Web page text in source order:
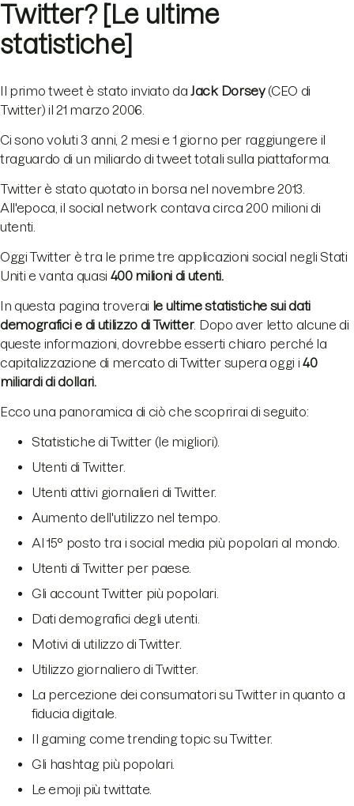
Twitter? [Le ultime
statistiche]
Il primo tweet è stato inviato da Jack Dorsey(CEO di
Twitter) il 21 marzo 2006.
Ci sono voluti 3 anni, 2 mesi e 1 giorno per raggiungere il
traguardo di un miliardo di tweet totali sulla piattaforma.
Twitter è stato quotato in borsa nel novembre 2013.
All'epoca, il social network contava circa 200 milioni di
utenti.
Oggi Twitter è tra le prime tre applicazioni social negli Stati
Uniti e vanta quasi 400 milioni di utenti.
In questa pagina troverai le ultime statistiche sui dati
demografici e di utilizzo di Twitter. Dopo aver letto alcune di
queste informazioni, dovrebbe esserti chiaro perché la
capitalizzazione di mercato di Twitter supera oggi i40
miliardi di dollari.
Ecco una panoramica di ciò che scoprirai di seguito:
Statistiche di Twitter (le migliori).
Utenti di Twitter.
Utenti attivi giornalieri di Twitter.
Aumento dell'utilizzo nel tempo.
Al 15° posto tra i social media più popolari al mondo.
Utenti di Twitter per paese.
Gli account Twitter più popolari.
Dati demografici degli utenti.
Motivi di utilizzo di Twitter.
Utilizzo giornaliero di Twitter.
La percezione dei consumatori su Twitter in quanto a
fiducia digitale.
Il gaming come trending topic su Twitter.
Gli hashtag più popolari.
Le emoji più twittate.